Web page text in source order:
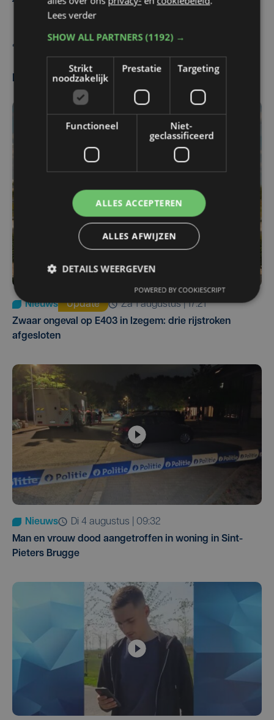
Nathalie Dewulf
Meest gelezen
Nieuws Update
za 1 augustus | 17:21
Zwaar ongeval op E403 in Izegem: drie rijstroken
afgesloten
Nieuws
di 4 augustus | 09:32
Man en vrouw dood aangetroffen in woning in Sint-
Pieters Brugge
Lees verder
SHOW ALL PARTNERS(1192) →
Strikt
noodzakelijk
Prestatie Targeting
Functioneel
Niet-
geclassificeerd
ALLES ACCEPTEREN
ALLES AFWIJZEN
DETAILS WEERGEVEN
POWERED BY COOKIESCRIPT